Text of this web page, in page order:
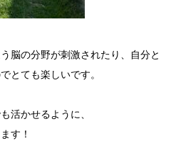
脳の分野が刺激されたり、自分と
とても楽しいです。
活かせるように、
す！